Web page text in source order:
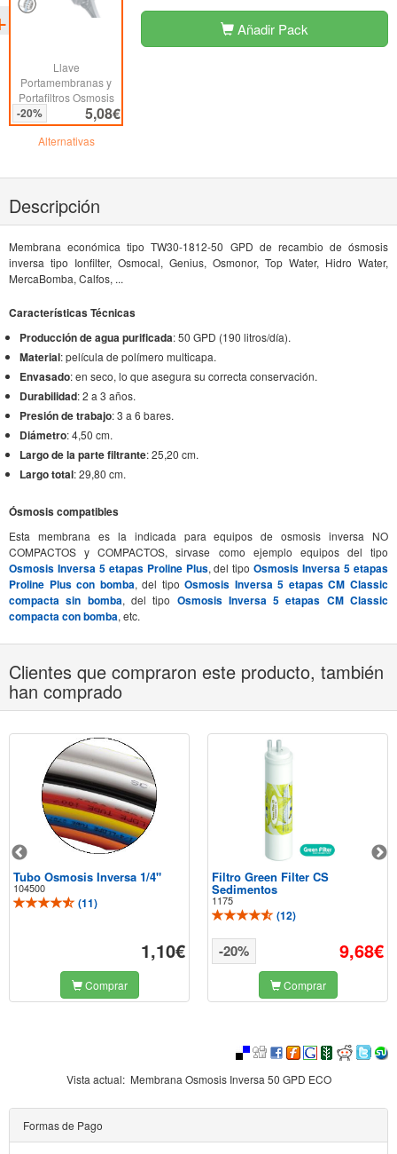
Llave
Portamembranas y
Portafiltros Osmosis
Inversa Doméstica
5,08€
-20%
Alternativas
Añadir Pack
Descripción
Membrana económica tipo TW30-1812-50 GPD de recambio de ósmosis
inversa tipo Ionfilter, Osmocal, Genius, Osmonor, Top Water, Hidro Water,
MercaBomba, Calfos, ...
Características Técnicas
Producción de agua purificada: 50 GPD (190 litros/día).
Material: película de polímero multicapa.
Envasado: en seco, lo que asegura su correcta conservación.
Durabilidad: 2 a 3 años.
Presión de trabajo: 3 a 6 bares.
Diámetro: 4,50 cm.
Largo de la parte filtrante: 25,20 cm.
Largo total: 29,80 cm.
Ósmosis compatibles
Esta membrana es la indicada para equipos de osmosis inversa NO
COMPACTOS y COMPACTOS, sirvase como ejemplo equipos del tipo
Osmosis Inversa 5 etapas Proline Plus, del tipoOsmosis Inversa 5 etapas
Proline Plus con bomba, del tipoOsmosis Inversa 5 etapas CM Classic
compacta sin bomba, del tipo Osmosis Inversa 5 etapas CM Classic
compacta con bomba, etc.
Clientes que compraron este producto, también
han comprado
Tubo Osmosis Inversa 1/4"
104500
(11)
1,10€
Comprar
Filtro Green Filter CS
Sedimentos
1175
(12)
9,68€
-20%
Comprar
Vista actual: Membrana Osmosis Inversa 50 GPD ECO
Formas de Pago